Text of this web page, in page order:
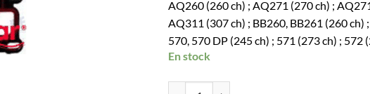
AQ260 (260 ch) ; AQ271 (270 ch) ;
AQ311 (307 ch) ; BB260, BB261 (260 ch)
570, 570 DP (245 ch) ; 571 (273 ch) ; 572
En stock